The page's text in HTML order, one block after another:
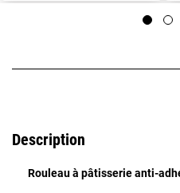
Description
Rouleau à pâtisserie anti-